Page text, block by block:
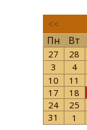
<<
Пн
Вт
27 28
3
4
10
11
17
18
24
25
31
1